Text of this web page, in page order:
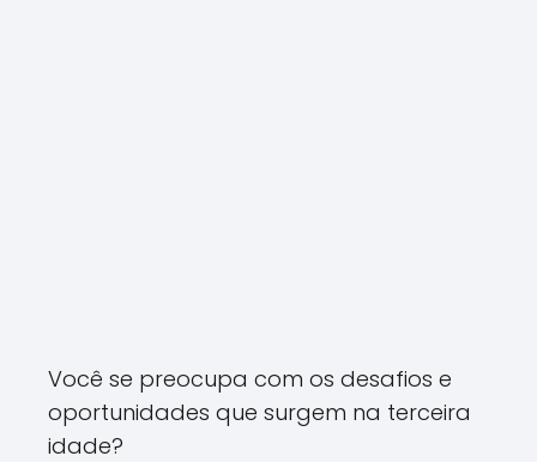
Você se preocupa com os desafios e
oportunidades que surgem na terceira
idade?